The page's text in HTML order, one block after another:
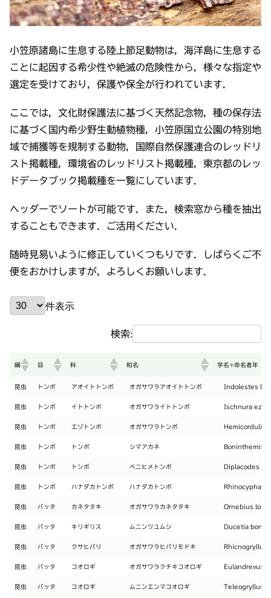
小笠原諸島に生息する陸上節足動物は，海洋島に生息する
ことに起因する希少性や絶滅の危険性から，様々な指定や
選定を受けており，保護や保全が行われています．
ここでは，文化財保護法に基づく天然記念物，種の保存法
に基づく国内希少野生動植物種，小笠原国立公園の特別地
域で捕獲等を規制する動物，国際自然保護連合のレッドリ
スト掲載種，環境省のレッドリスト掲載種，東京都のレッ
ドデータブック掲載種を一覧にしています．
ヘッダーでソートが可能です．また，検索窓から種を抽出
することもできます．ご活用ください．
随時見易いように修正していくつもりです．しばらくご不
便をおかけしますが，よろしくお願いします．
件表示
検索:
綱 目 科 和名 学名+命名者年
綱 目 科 和名 学名+命名者年
昆虫 トンボ アオイトトンボ オガサワラアオイトトンボ Indolestes
昆虫 トンボ イトトンボ オガサワライトトンボ Ischnura
昆虫 トンボ エゾトンボ オガサワラトンボ Hemicordulia
昆虫 トンボ トンボ シマアカネ Boninthemis
昆虫 トンボ トンボ ベニヒメトンボ Diplacodes
昆虫 トンボ ハナダカトンボ ハナダカトンボ Rhinocypha
昆虫 バッタ カネタタキ オガサワラカネタタキ Ornebius
昆虫 バッタ キリギリス ムニンツユムシ Ducetia
昆虫 バッタ クサヒバリ オガサワラヒバリモドキ Rhicnogryllus
昆虫 バッタ コオロギ オガサワラクチキコオロギ Eulandrevus
昆虫 バッタ コオロギ ムニンエンマコオロギ Teleogryllus